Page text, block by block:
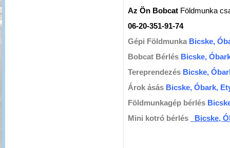
Az Ön Bobcat Földmunka
06-20-351-91-74
Gépi Földmunka Bicske,
Bobcat Bérlés Bicske,
Tereprendezés Bicske,
Árok ásás Bicske, Óbark,
Földmunkagép bérlés
Mini kotró bérlés
Bicske,